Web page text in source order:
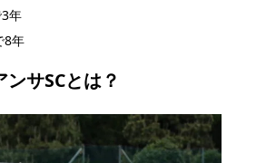
年
8年
サSCとは？